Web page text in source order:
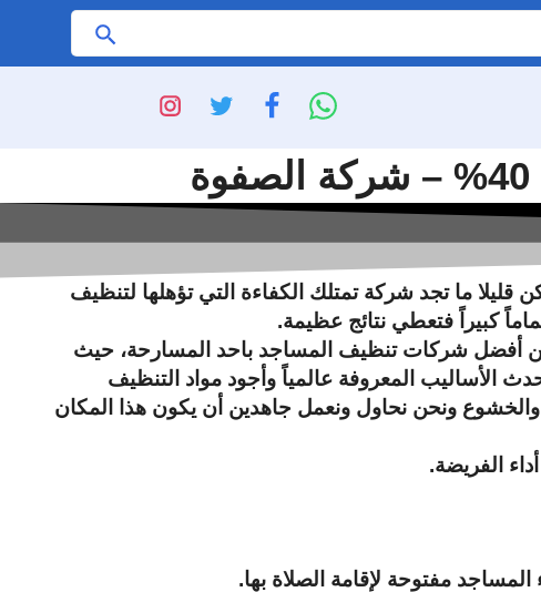
ما تجد شركة تمتلك الكفاءة التي تؤهلها لتنظيف
كبيراً فتعطي نتائج عظيمة.
من أفضل شركات تنظيف المساجد باحد المسارحة، حيث
الأساليب المعروفة عالمياً وأجود مواد التنظيف
والخشوع ونحن نحاول ونعمل جاهدين أن يكون هذا المكان
الفريضة.
مفتوحة لإقامة الصلاة بها.